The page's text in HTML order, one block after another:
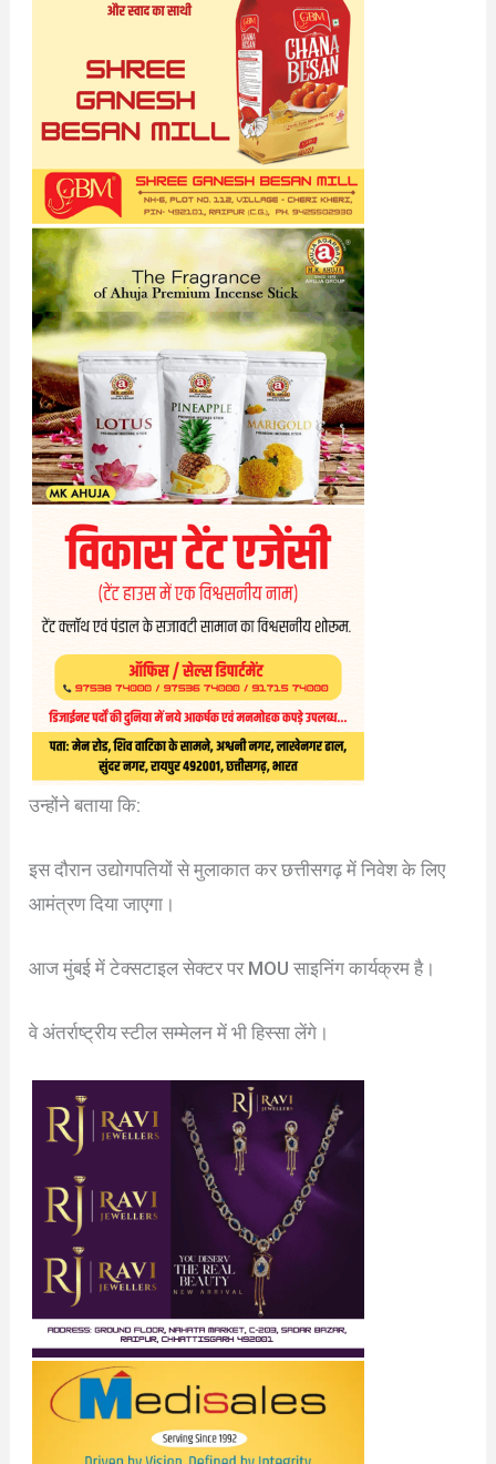
उन्होंने बताया कि:
इस दौरान उद्योगपतियों से मुलाकात कर छत्तीसगढ़ में निवेश के लिए
आमंत्रण दिया जाएगा।
आज मुंबई में टेक्सटाइल सेक्टर पर MOU साइनिंग कार्यक्रम है।
वे अंतर्राष्ट्रीय स्टील सम्मेलन में भी हिस्सा लेंगे।